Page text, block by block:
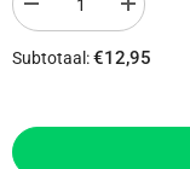
Aantal
verlagen
AJAX
Aantal
verhogen
AJAX
Subtotaal:€12,95